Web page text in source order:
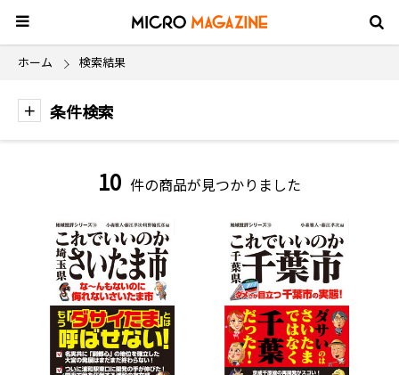
ホーム 検索結果
条件検索
10 件の商品が見つかりました